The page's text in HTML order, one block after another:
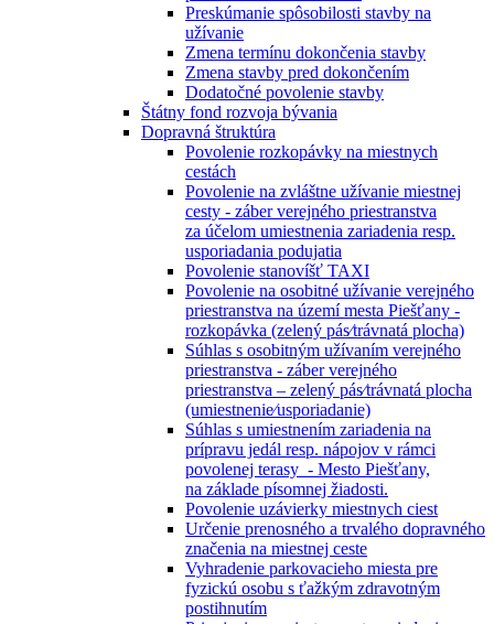
Preskúmanie spôsobilosti stavby na
užívanie
Zmena termínu dokončenia stavby
Zmena stavby pred dokončením
Dodatočné povolenie stavby
Štátny fond rozvoja bývania
Dopravná štruktúra
Povolenie rozkopávky na miestnych
cestách
Povolenie na zvláštne užívanie miestnej
cesty - záber verejného priestranstva
za účelom umiestnenia zariadenia resp.
usporiadania podujatia
Povolenie stanovíšť TAXI
Povolenie na osobitné užívanie verejného
priestranstva na území mesta Piešťany -
rozkopávka (zelený pás⁄trávnatá plocha)
Súhlas s osobitným užívaním verejného
priestranstva - záber verejného
priestranstva – zelený pás⁄trávnatá plocha
(umiestnenie⁄usporiadanie)
Súhlas s umiestnením zariadenia na
prípravu jedál resp. nápojov v rámci
povolenej terasy - Mesto Piešťany,
na základe písomnej žiadosti.
Povolenie uzávierky miestnych ciest
Určenie prenosného a trvalého dopravného
značenia na miestnej ceste
Vyhradenie parkovacieho miesta pre
fyzickú osobu s ťažkým zdravotným
postihnutím